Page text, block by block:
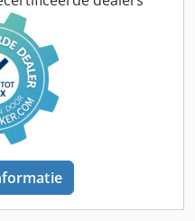
24 volt,